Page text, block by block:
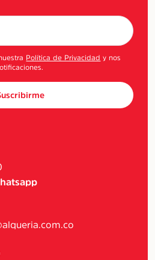
Política de Privacidad y nos